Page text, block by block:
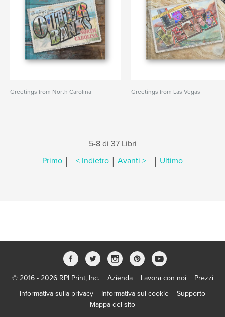
Greetings from North Carolina Greetings from Las Vegas
5-8 di 37 Libri
Primo | < Indietro | Avanti > | Ultimo
© 2016 - 2026 RPI Print, Inc. Azienda Lavora con noi
Prezzi
Informativa sulla privacy
Informativa sui cookie
Supporto
Mappa del sito